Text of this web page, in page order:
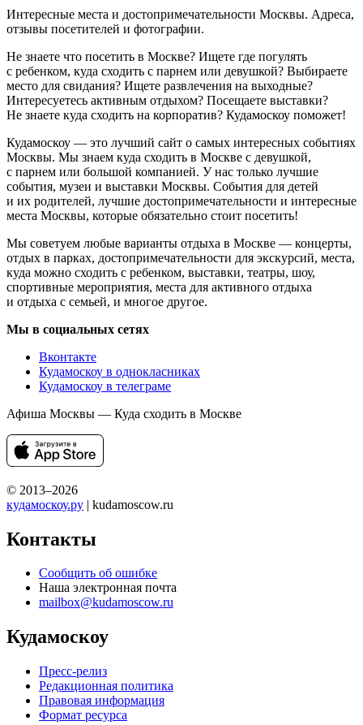
Интересные места и достопримечательности Москвы. Адреса,
отзывы посетителей и фотографии.
Не знаете что посетить в Москве? Ищете где погулять
с ребенком, куда сходить с парнем или девушкой? Выбираете
место для свидания? Ищете развлечения на выходные?
Интересуетесь активным отдыхом? Посещаете выставки?
Не знаете куда сходить на корпоратив? Кудамоскоу поможет!
Кудамоскоу — это лучший сайт о самых интересных событиях
Москвы. Мы знаем куда сходить в Москве с девушкой,
с парнем или большой компанией. У нас только лучшие
события, музеи и выставки Москвы. События для детей
и их родителей, лучшие достопримечательности и интересные
места Москвы, которые обязательно стоит посетить!
Мы советуем любые варианты отдыха в Москве — концерты,
отдых в парках, достопримечательности для экскурсий, места,
куда можно сходить с ребенком, выставки, театры, шоу,
спортивные мероприятия, места для активного отдыха
и отдыха с семьей, и многое другое.
Мы в социальных сетях
Вконтакте
Кудамоскоу в однокласниках
Кудамоскоу в телеграме
Афиша Москвы — Куда сходить в Москве
© 2013–2026
кудамоскоу.ру | kudamoscow.ru
Контакты
Сообщить об ошибке
Наша электронная почта
mailbox@kudamoscow.ru
Кудамоскоу
Пресс-релиз
Редакционная политика
Правовая информация
Формат ресурса